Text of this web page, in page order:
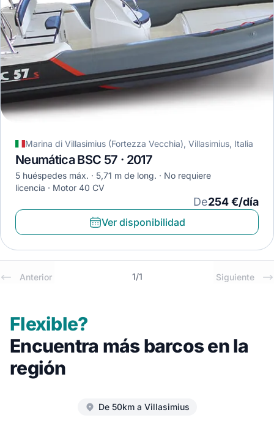
Marina di Villasimius (Fortezza Vecchia), Villasimius, Italia
Neumática BSC 57 · 2017
5 huéspedes máx. 5,71 m de long.
No requiere
licencia
Motor 40 CV
De254 €/día
Ver disponibilidad
Anterior 1/1 Siguiente
Flexible?
Encuentra más barcos en la
región
De 50km a Villasimius